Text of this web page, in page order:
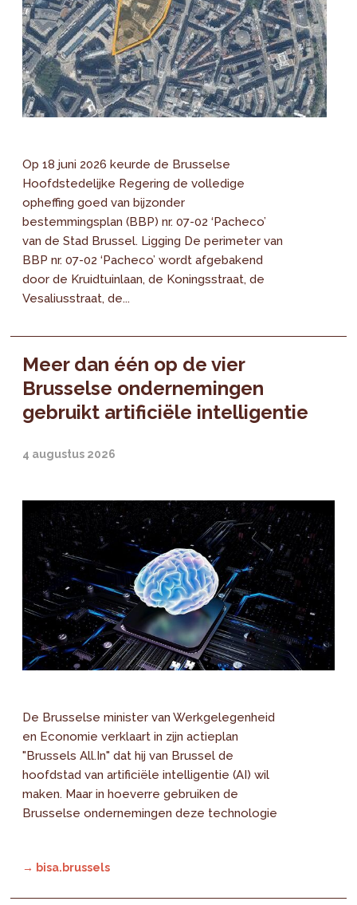
Op 18 juni 2026 keurde de Brusselse
Hoofdstedelijke Regering de volledige
opheffing goed van bijzonder
bestemmingsplan (BBP) nr. 07-02 ‘Pacheco’
van de Stad Brussel. Ligging De perimeter van
BBP nr. 07-02 ‘Pacheco’ wordt afgebakend
door de Kruidtuinlaan, de Koningsstraat, de
Vesaliusstraat, de...
Meer dan één op de vier
Brusselse ondernemingen
gebruikt artificiële intelligentie
4 augustus 2026
De Brusselse minister van Werkgelegenheid
en Economie verklaart in zijn actieplan
"Brussels All.In" dat hij van Brussel de
hoofdstad van artificiële intelligentie (AI) wil
maken. Maar in hoeverre gebruiken de
Brusselse ondernemingen deze technologie
→ bisa.brussels